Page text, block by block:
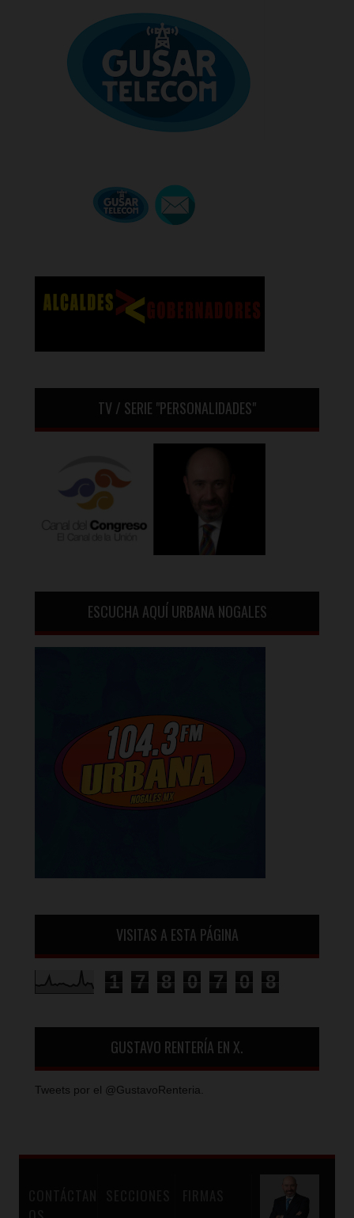
TV / SERIE "PERSONALIDADES"
ESCUCHA AQUÍ URBANA NOGALES
VISITAS A ESTA PÁGINA
1 7 8 0 7 0 8
GUSTAVO RENTERÍA EN X.
Tweets por el @GustavoRenteria.